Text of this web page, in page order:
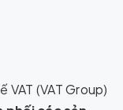
(VAT Group)